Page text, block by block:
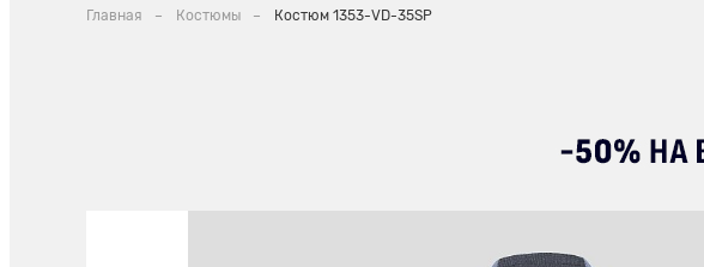
Главная Костюмы Костюм 1353-VD-35SP